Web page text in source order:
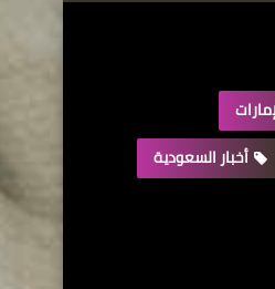
أخبار السعودية